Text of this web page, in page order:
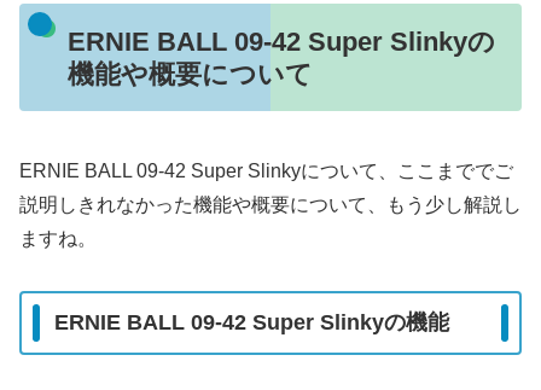
ERNIE BALL 09-42 Super Slinkyの
機能や概要について
ERNIE BALL 09-42 Super Slinkyについて、ここまででご
説明しきれなかった機能や概要について、もう少し解説し
ますね。
ERNIE BALL 09-42 Super Slinkyの機能